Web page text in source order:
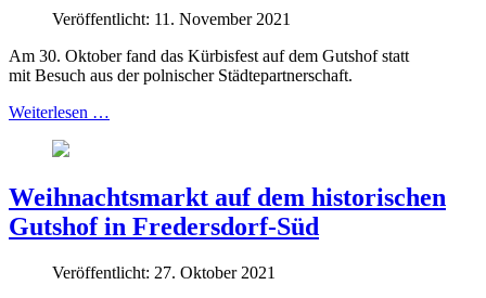
Veröffentlicht: 11. November 2021
Am 30. Oktober fand das Kürbisfest auf dem Gutshof statt
mit Besuch aus der polnischer Städtepartnerschaft.
Weiterlesen …
Weihnachtsmarkt auf dem historischen
Gutshof in Fredersdorf-Süd
Veröffentlicht: 27. Oktober 2021